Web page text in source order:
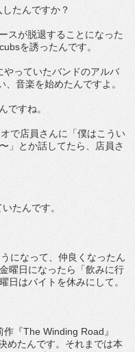
たんですか？
スが脱退することになった
を誘ったんです。
っていたバンドのアルバ
、音楽を始めたんですよ。
ですね。
で店員さんに「僕はこうい
」とか話してたら、店員さ
たんです。
になって、仲良くなったん
曜日になったら「飲みに行
日はバイトを休みにして。
『The Winding Road』
めたんです。それまでは本